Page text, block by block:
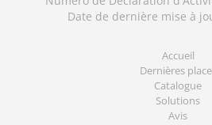
Date de dernière mise à
Accueil
Dernières
Catalogue
Solutions
Avis